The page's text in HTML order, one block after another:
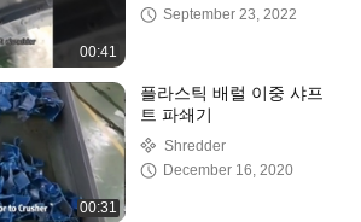
00:41
September 23, 2022
00:31
플라스틱 배럴 이중 샤프
트 파쇄기
Shredder
December 16, 2020